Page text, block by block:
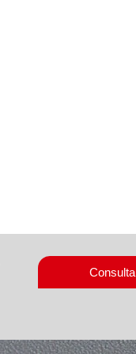
Consulta